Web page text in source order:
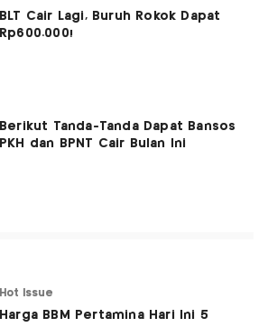
BLT Cair Lagi, Buruh Rokok Dapat
Rp600.000!
Berikut Tanda-Tanda Dapat Bansos
PKH dan BPNT Cair Bulan Ini
Hot Issue
Harga BBM Pertamina Hari Ini 5